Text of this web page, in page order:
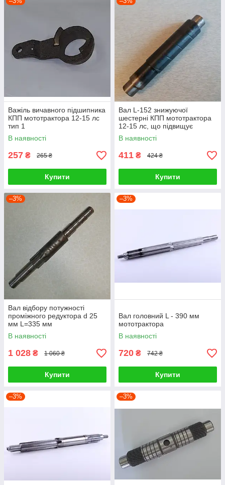
Важіль вичавного підшипника
КПП мототрактора 12-15 лс
тип 1
В наявності
257 ₴ 265 ₴
Купити
Вал L-152 знижуючої
шестерні КПП мототрактора
12-15 лс, що підвищує
В наявності
411 ₴ 424 ₴
Купити
–3%
Вал відбору потужності
проміжного редуктора d 25
мм L=335 мм
В наявності
1 028 ₴ 1 060 ₴
Купити
–3%
Вал головний L - 390 мм
мототрактора
В наявності
720 ₴ 742 ₴
Купити
–3% –3%